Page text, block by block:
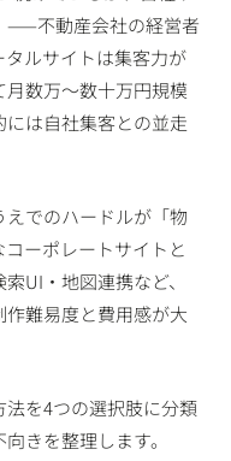
——不動産会社の経営者
ルサイトは集客力が
数万〜数十万円規模
は自社集客との並走
でのハードルが「物
ーポレートサイトと
UI・地図連携など、
難易度と費用感が大
を4つの選択肢に分類
きを整理します。